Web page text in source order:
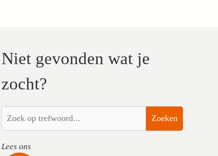
Niet gevonden wat je
zocht?
Zoeken
Lees ons